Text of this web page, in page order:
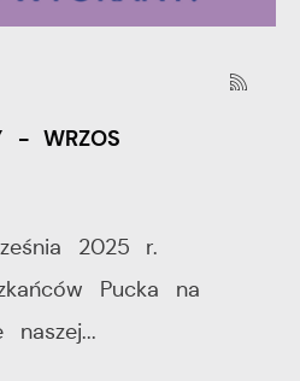
- WRZOS
2025 r.
Pucka na